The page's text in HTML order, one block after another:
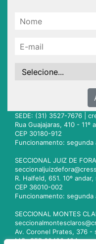
SEDE: (31) 3527-7676 |
Rua Guajajaras, 410 -
CEP 30180-912
Funcionamento: segunda
SECCIONAL JUIZ DE
R. Halfeld, 651. 10º
CEP 36010-002
Funcionamento: segunda
SECCIONAL MONTES
Av. Coronel Prates, 376 -
MG. CEP 39400-104